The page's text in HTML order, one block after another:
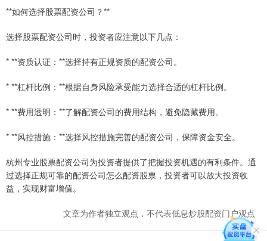
**如何选择股票配资公司？**
选择股票配资公司时，投资者应注意以下几点：
* **资质认证：**选择持有正规资质的配资公司。
* **杠杆比例：**根据自身风险承受能力选择合适的杠杆比例。
* **费用透明：**了解配资公司的费用结构，避免隐藏费用。
* **风控措施：**选择风控措施完善的配资公司，保障资金安全。
杭州专业股票配资公司为投资者提供了把握投资机遇的有利条件。通
过选择正规可靠的配资公司怎么配资股票，投资者可以放大投资收
益，实现财富增值。
文章为作者独立观点，不代表低息炒股配资门户观点